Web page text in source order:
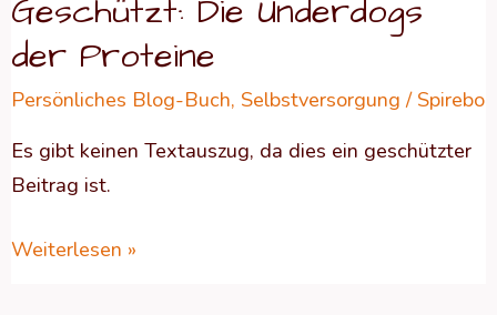
Geschützt: Die Underdogs
der Proteine
Persönliches Blog-Buch, Selbstversorgung / Spirebo
Es gibt keinen Textauszug, da dies ein geschützter
Beitrag ist.
Weiterlesen »